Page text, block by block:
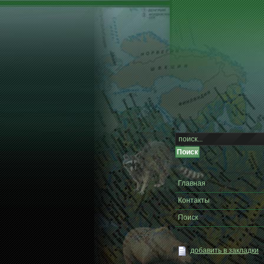
Главная
Контакты
Поиск
добавить в закладки